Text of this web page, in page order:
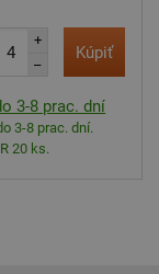
+
–
Kúpiť
3-8 prac. dní
3-8 prac. dní.
20 ks.